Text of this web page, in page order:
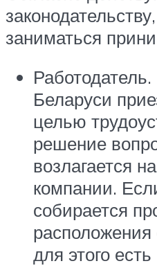
заниматься
Беларуси
целью
решение
возлагается
компании.
собирается
расположения
для этого